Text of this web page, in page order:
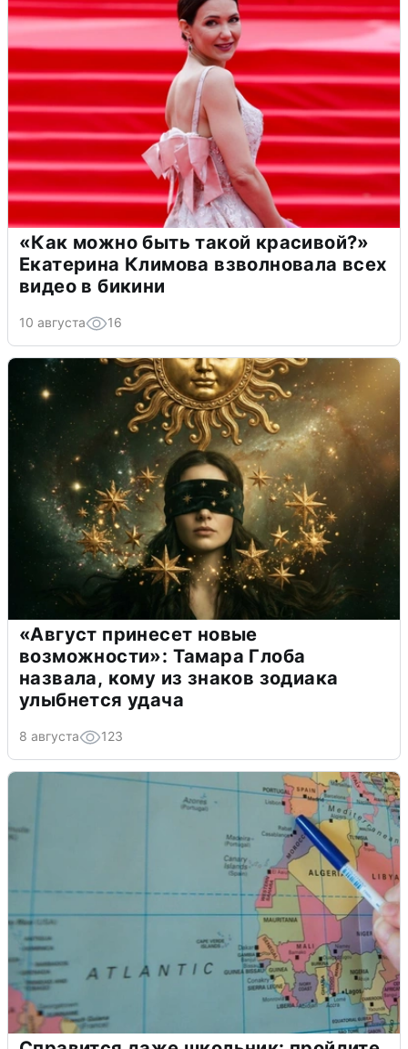
«Как можно быть такой красивой?»
Екатерина Климова взволновала всех
видео в бикини
10 августа 16
«Август принесет новые
возможности»: Тамара Глоба
назвала, кому из знаков зодиака
улыбнется удача
8 августа 123